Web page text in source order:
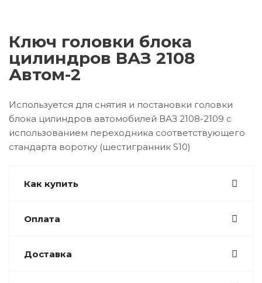
Ключ головки блока
цилиндров ВАЗ 2108
Автом-2
Используется для снятия и постановки головки
блока цилиндров автомобилей ВАЗ 2108-2109 с
использованием переходника соответствующего
стандарта воротку (шестигранник S10)
Как купить
Оплата
Доставка